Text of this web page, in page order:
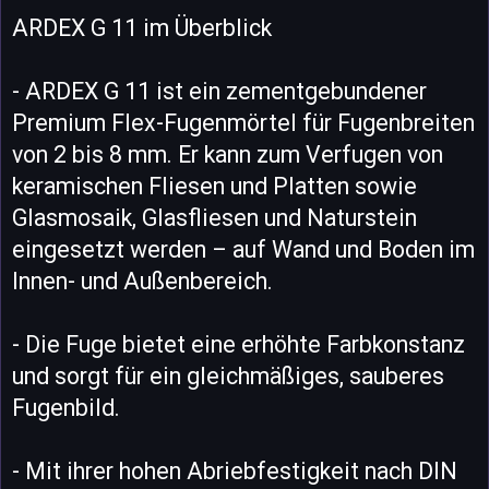
ARDEX G 11 im Überblick
- ARDEX G 11 ist ein zementgebundener
Premium Flex-Fugenmörtel für Fugenbreiten
von 2 bis 8 mm. Er kann zum Verfugen von
keramischen Fliesen und Platten sowie
Glasmosaik, Glasfliesen und Naturstein
eingesetzt werden – auf Wand und Boden im
Innen- und Außenbereich.
- Die Fuge bietet eine erhöhte Farbkonstanz
und sorgt für ein gleichmäßiges, sauberes
Fugenbild.
- Mit ihrer hohen Abriebfestigkeit nach DIN